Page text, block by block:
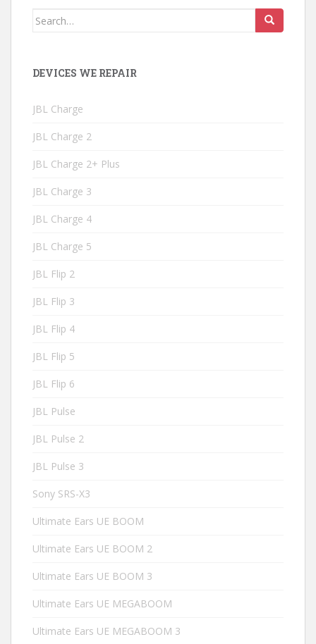
Search
DEVICES WE REPAIR
JBL Charge
JBL Charge 2
JBL Charge 2+ Plus
JBL Charge 3
JBL Charge 4
JBL Charge 5
JBL Flip 2
JBL Flip 3
JBL Flip 4
JBL Flip 5
JBL Flip 6
JBL Pulse
JBL Pulse 2
JBL Pulse 3
Sony SRS-X3
Ultimate Ears UE BOOM
Ultimate Ears UE BOOM 2
Ultimate Ears UE BOOM 3
Ultimate Ears UE MEGABOOM
Ultimate Ears UE MEGABOOM 3